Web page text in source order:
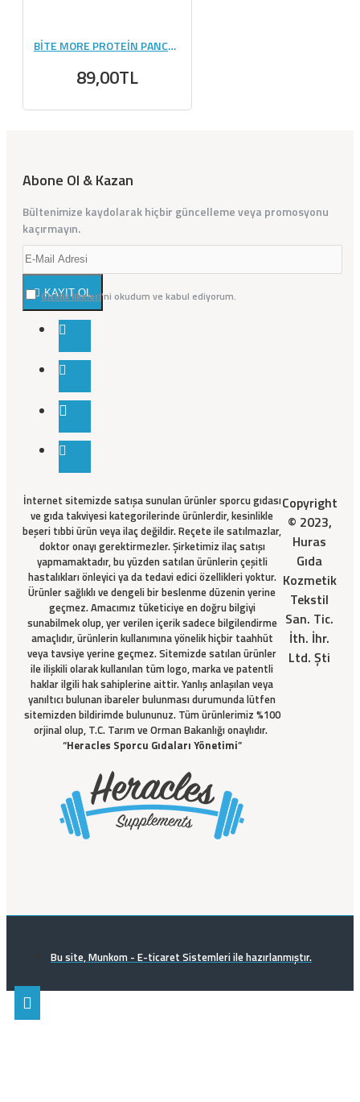
BİTE MORE PROTEİN PANCAKE (50 GR) - 1 ADET
89,00TL
Abone Ol & Kazan
Bültenimize kaydolarak hiçbir güncelleme veya promosyonu
kaçırmayın.
KAYIT OL
Gizlilik İlkeleri'ni okudum ve kabul ediyorum.
İnternet sitemizde satışa sunulan ürünler sporcu gıdası
ve gıda takviyesi kategorilerinde ürünlerdir, kesinlikle
beşeri tıbbi ürün veya ilaç değildir. Reçete ile satılmazlar,
doktor onayı gerektirmezler. Şirketimiz ilaç satışı
yapmamaktadır, bu yüzden satılan ürünlerin çeşitli
hastalıkları önleyici ya da tedavi edici özellikleri yoktur.
Ürünler sağlıklı ve dengeli bir beslenme düzenin yerine
geçmez. Amacımız tüketiciye en doğru bilgiyi
sunabilmek olup, yer verilen içerik sadece bilgilendirme
amaçlıdır, ürünlerin kullanımına yönelik hiçbir taahhüt
veya tavsiye yerine geçmez. Sitemizde satılan ürünler
ile ilişkili olarak kullanılan tüm logo, marka ve patentli
haklar ilgili hak sahiplerine aittir. Yanlış anlaşılan veya
yanıltıcı bulunan ibareler bulunması durumunda lütfen
sitemizden bildirimde bulununuz. Tüm ürünlerimiz %100
orjinal olup, T.C. Tarım ve Orman Bakanlığı onaylıdır.
“Heracles Sporcu Gıdaları Yönetimi”
Copyright
© 2023,
Huras
Gıda
Kozmetik
Tekstil
San. Tic.
İth. İhr.
Ltd. Şti
Bu site, Munkom - E-ticaret Sistemleri ile hazırlanmıştır.